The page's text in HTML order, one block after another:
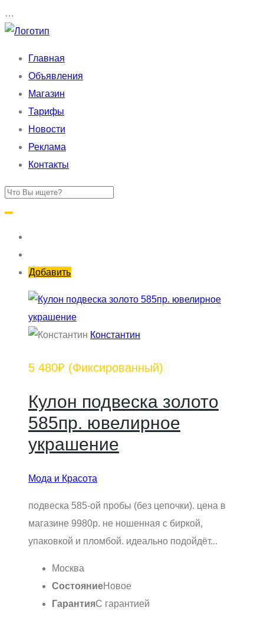
…
Главная
Объявления
Магазин
Тарифы
Новости
Реклама
Контакты
Добавить
Константин
5 480₽ (Фиксированный)
Кулон подвеска золото
585пр. ювелирное
украшение
Мода и Красота
подвеска 585-ой пробы (без цепочки). цена в
магазине 9980р. не ношенная с биркой,
упаковкой и пломбой. идеально подойдёт...
Москва
СостояниеНовое
ГарантияС гарантией